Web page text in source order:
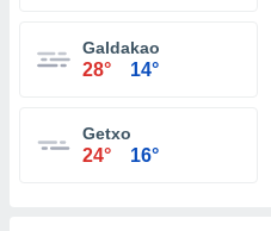
Galdakao
28° 14°
Getxo
24° 16°